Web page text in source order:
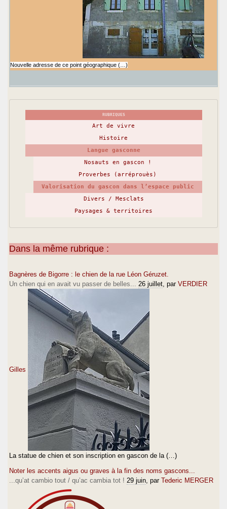
Nouvelle adresse de ce point géographique (…)
RUBRIQUES
Art de vivre
Histoire
Langue gasconne
Nosauts en gascon !
Proverbes (arréprouès)
Valorisation du gascon dans l’espace public
Divers / Mesclats
Paysages & territoires
Dans la même rubrique :
Bagnères de Bigorre : le chien de la rue Léon Géruzet.
Un chien qui en avait vu passer de belles...
26 juillet , par VERDIER
Gilles
La statue de chien et son inscription en gascon de la (…)
Noter les accents aigus ou graves à la fin des noms gascons...
...qu’at cambio tout / qu’ac cambia tot ! 29 juin , par Tederic MERGER